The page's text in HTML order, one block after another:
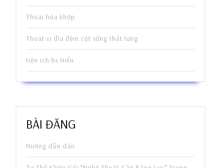
Thoái hóa khớp
Thoát vị đĩa đệm cột sống thắt lưng
tiện ích bs Hiển
BÀI ĐĂNG
Hướng dẫn dán